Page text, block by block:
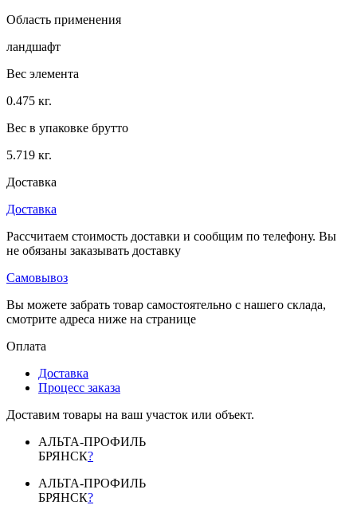
Область применения
ландшафт
Вес элемента
0.475 кг.
Вес в упаковке брутто
5.719 кг.
Доставка
Доставка
Рассчитаем стоимость доставки и сообщим по телефону. Вы
не обязаны заказывать доставку
Самовывоз
Вы можете забрать товар самостоятельно с нашего склада,
смотрите адреса ниже на странице
Оплата
Доставка
Процесс заказа
Доставим товары на ваш участок или объект.
АЛЬТА-ПРОФИЛЬ
БРЯНСК?
АЛЬТА-ПРОФИЛЬ
БРЯНСК?